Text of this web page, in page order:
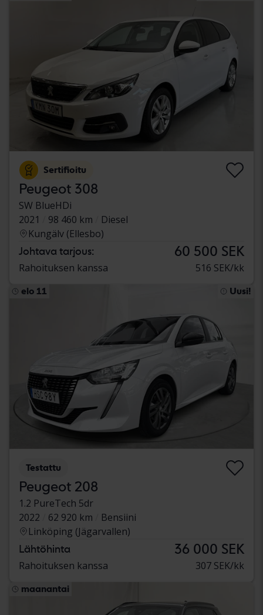
Sertifioitu
Peugeot 308
SW BlueHDi
2021
98 460 km
Diesel
Kungälv (Ellesbo)
Johtava tarjous: 60 500 SEK
Rahoituksen kanssa 516 SEK/kk
elo 11 Uusi!
Testattu
Peugeot 208
1.2 PureTech 5dr
2022
62 920 km
Bensiini
Linköping (Jägarvallen)
Lähtöhinta 36 000 SEK
Rahoituksen kanssa 307 SEK/kk
maanantai